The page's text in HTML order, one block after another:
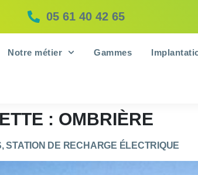
05 61 40 42 65
Notre métier Gammes
: OMBRIÈRE
STATION DE RECHARGE ÉLECTRIQUE